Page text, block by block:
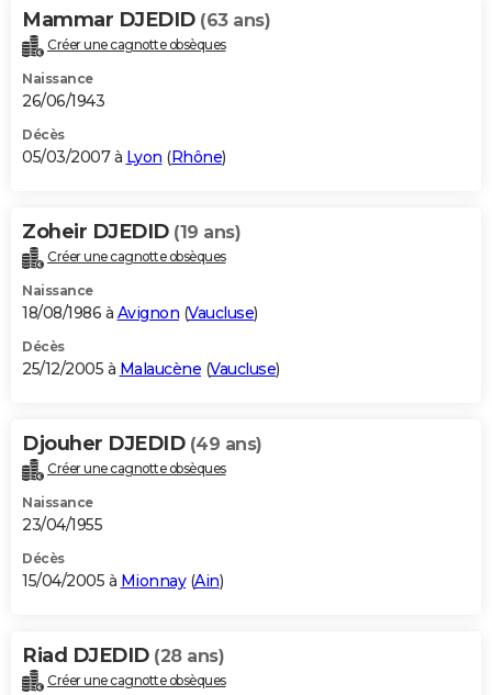
Mammar DJEDID (63 ans)
Créer une cagnotte obsèques
Naissance
26/06/1943
Décès
05/03/2007 à Lyon (Rhône)
Zoheir DJEDID (19 ans)
Créer une cagnotte obsèques
Naissance
18/08/1986 à Avignon (Vaucluse)
Décès
25/12/2005 à Malaucène (Vaucluse)
Djouher DJEDID (49 ans)
Créer une cagnotte obsèques
Naissance
23/04/1955
Décès
15/04/2005 à Mionnay(Ain)
Riad DJEDID (28 ans)
Créer une cagnotte obsèques